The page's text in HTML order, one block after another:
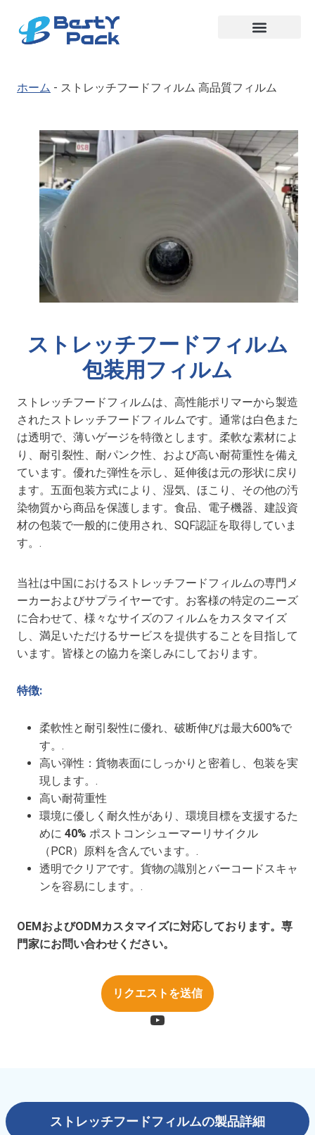
ホーム - ストレッチフードフィルム 高品質フィルム
ストレッチフードフィルム
包装用フィルム
ストレッチフードフィルムは、高性能ポリマーから製造
されたストレッチフードフィルムです。通常は白色また
は透明で、薄いゲージを特徴とします。柔軟な素材によ
り、耐引裂性、耐パンク性、および高い耐荷重性を備え
ています。優れた弾性を示し、延伸後は元の形状に戻り
ます。五面包装方式により、湿気、ほこり、その他の汚
染物質から商品を保護します。食品、電子機器、建設資
材の包装で一般的に使用され、SQF認証を取得していま
す。.
当社は中国におけるストレッチフードフィルムの専門メ
ーカーおよびサプライヤーです。お客様の特定のニーズ
に合わせて、様々なサイズのフィルムをカスタマイズ
し、満足いただけるサービスを提供することを目指して
います。皆様との協力を楽しみにしております。
特徴:
柔軟性と耐引裂性に優れ、破断伸びは最大600%で
す。.
高い弾性：貨物表面にしっかりと密着し、包装を実
現します。.
高い耐荷重性
環境に優しく耐久性があり、環境目標を支援するた
めに 40% ポストコンシューマーリサイクル
（PCR）原料を含んでいます。.
透明でクリアです。貨物の識別とバーコードスキャ
ンを容易にします。.
OEMおよびODMカスタマイズに対応しております。専
門家にお問い合わせください。
リクエストを送信
ストレッチフードフィルムの製品詳細